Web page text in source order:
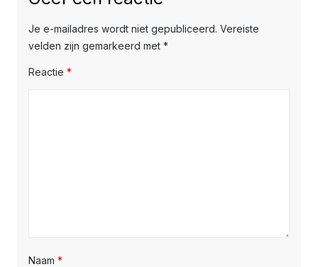
Je e-mailadres wordt niet gepubliceerd. Vereiste
velden zijn gemarkeerd met *
Reactie *
Naam *